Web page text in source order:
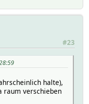
#23
halte),
raum verschieben